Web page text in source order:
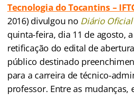
Tecnologia do Tocantins –
2016) divulgou no Diário
quinta-feira, dia 11 de agosto,
retificação do edital de
público destinado
para a carreira de técnico-
professor. Entre as mudanças,